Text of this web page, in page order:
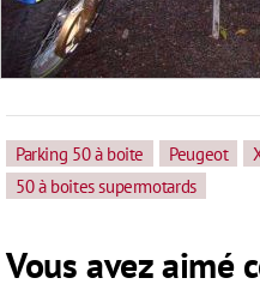
Parking 50 à boite Peugeot
50 à boites supermotards
Vous avez aimé